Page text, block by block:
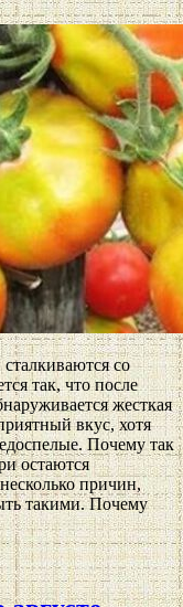
со
так, что после
жесткая
вкус, хотя
Почему так
остаются
причин,
такими. Почему